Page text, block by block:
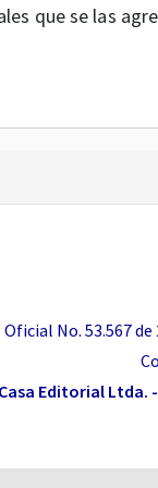
que se las
Las
asociado, que
vigente,
proporcional
No. 53.567 de
Editorial Ltda. -